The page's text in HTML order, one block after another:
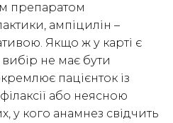
препаратом
ампіцилін –
Якщо ж у карті є
вибір не має бути
пацієнток із
або неясною
у кого анамнез свідчить